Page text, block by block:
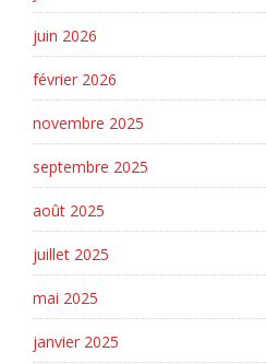
juin 2026
février 2026
novembre 2025
septembre 2025
août 2025
juillet 2025
mai 2025
janvier 2025